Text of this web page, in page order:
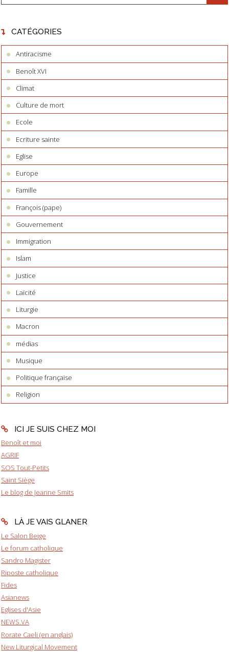
CATÉGORIES
Antiracisme
Benoît XVI
Climat
Culture de mort
Ecole
Ecriture sainte
Eglise
Europe
Famille
François (pape)
Gouvernement
Immigration
Islam
Justice
Laïcité
Liturgie
Macron
médias
Musique
Politique française
Religion
ICI JE SUIS CHEZ MOI
Benoît et moi
AGRIF
SOS Tout-Petits
Saint Siège
Le blog de Jeanne Smits
LÀ JE VAIS GLANER
Le Salon Beige
Le forum catholique
Sandro Magister
Riposte catholique
Fides
Asianews
Eglises d'Asie
NEWS.VA
Rorate Caeli (en anglais)
New Liturgical Movement